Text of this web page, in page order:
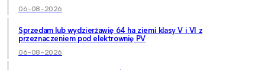
06-08-2026
Sprzedam lub wydzierżawię 64 ha ziemi klasy V i VI z
przeznaczeniem pod elektrownię PV
06-08-2026